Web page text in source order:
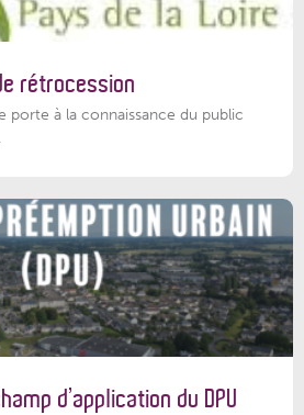
rétrocession
porte à la connaissance du public
d’application du DPU